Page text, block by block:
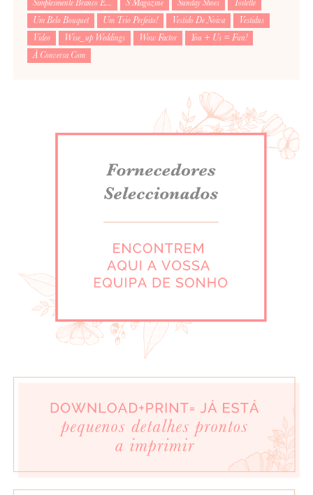
Simplesmente Branco É... S Magazine Sunday Shoes
Toilette
Um Belo Bouquet
Um Trio Perfeito! Vestido De Noiva
Vestidus
Video
Wise_up Weddings Wow Factor
You + Us = Fun!
À Conversa Com